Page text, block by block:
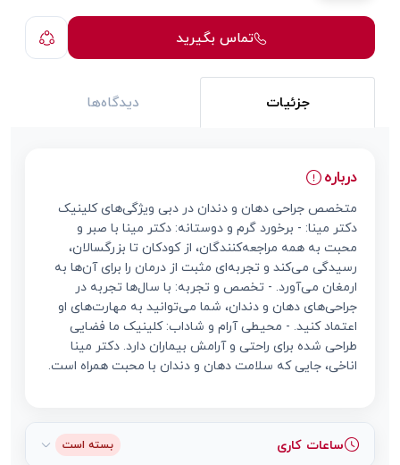
تماس بگیرید
جزئیات دیدگاه‌ها
درباره
متخصص جراحی دهان و دندان در دبی ویژگی‌های کلینیک
دکتر مینا: - برخورد گرم و دوستانه: دکتر مینا با صبر و
محبت به همه مراجعه‌کنندگان، از کودکان تا بزرگسالان،
رسیدگی می‌کند و تجربه‌ای مثبت از درمان را برای آن‌ها به
ارمغان می‌آورد. - تخصص و تجربه: با سال‌ها تجربه در
جراحی‌های دهان و دندان، شما می‌توانید به مهارت‌های او
اعتماد کنید. - محیطی آرام و شاداب: کلینیک ما فضایی
طراحی شده برای راحتی و آرامش بیماران دارد. دکتر مینا
اناخی، جایی که سلامت دهان و دندان با محبت همراه است.
ساعات کاری بسته است